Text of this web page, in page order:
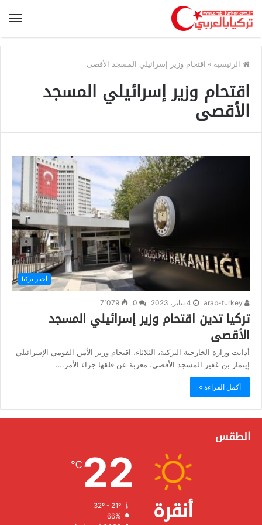
الرئيسية » اقتحام وزير إسرائيلي المسجد الأقصى
اقتحام وزير إسرائيلي المسجد
الأقصى
أخبار تركيا
4 يناير، 2023 7٬079
تركيا تدين اقتحام وزير إسرائيلي المسجد
الأقصى
أدانت وزارة الخارجية التركية، الثلاثاء، اقتحام وزير الأمن القومي الإسرائيلي
إيتمار بن غفير المسجد الأقصى، معربة عن قلقها جراء الأمر.…
أكمل القراءة »
الطقس
أنقرة
22
℃
32º - 21º
الرطوبة: